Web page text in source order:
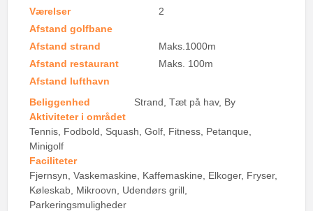
Værelser
2
Afstand golfbane
Afstand strand
Maks.1000m
Afstand restaurant
Maks. 100m
Afstand lufthavn
Beliggenhed
Strand, Tæt på hav, By
Aktiviteter i området
Tennis, Fodbold, Squash, Golf, Fitness, Petanque,
Minigolf
Faciliteter
Fjernsyn, Vaskemaskine, Kaffemaskine, Elkoger, Fryser,
Køleskab, Mikroovn, Udendørs grill,
Parkeringsmuligheder